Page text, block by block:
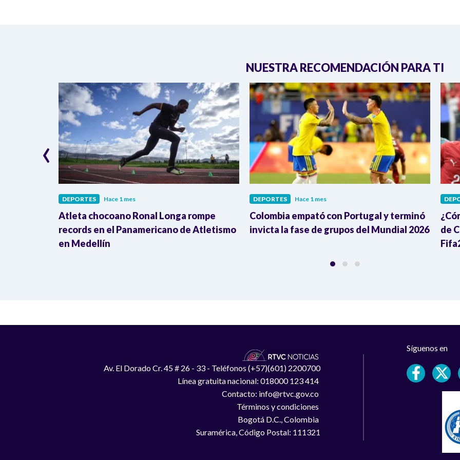
NUESTRA RECOMENDACIÓN PARA TI
DEPORTES Hace 1 mes
Atleta chocoano Ronal Longa rompe
records en el Panamericano de Atletismo
en Medellín
DEPORTES Hace 1 mes
Colombia empató con Portugal y terminó
invicta la fase de grupos del Mundial 2026
de
‹
Av. El Dorado Cr. 45 # 26 - 33 - Teléfonos (+57)(601) 2200700
Línea gratuita nacional: 018000 123 414
Contacto: info@rtvc.gov.co
Términos y condiciones
Bogotá D.C., Colombia
Suramérica, Código Postal: 111321
Síguenos en